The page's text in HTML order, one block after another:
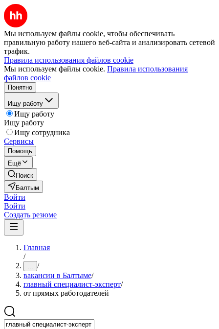
Мы используем файлы cookie, чтобы обеспечивать
правильную работу нашего веб-сайта и анализировать сетевой
трафик.
Правила использования файлов cookie
Мы используем файлы cookie. Правила использования
файлов cookie
Понятно
Ищу работу
Ищу работу
Ищу работу
Ищу сотрудника
Сервисы
Помощь
Ещё
Поиск
Балтым
Войти
Войти
Создать резюме
Главная
/
... /
вакансии в Балтыме/
главный специалист-эксперт/
от прямых работодателей